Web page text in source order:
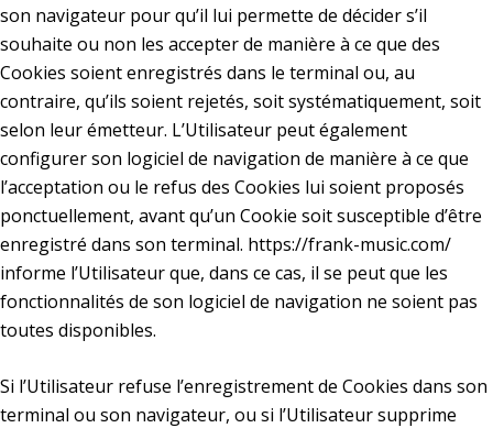
son navigateur pour qu’il lui permette de décider s’il
souhaite ou non les accepter de manière à ce que des
Cookies soient enregistrés dans le terminal ou, au
contraire, qu’ils soient rejetés, soit systématiquement, soit
selon leur émetteur. L’Utilisateur peut également
configurer son logiciel de navigation de manière à ce que
l’acceptation ou le refus des Cookies lui soient proposés
ponctuellement, avant qu’un Cookie soit susceptible d’être
enregistré dans son terminal. https://frank-music.com/
informe l’Utilisateur que, dans ce cas, il se peut que les
fonctionnalités de son logiciel de navigation ne soient pas
toutes disponibles.
Si l’Utilisateur refuse l’enregistrement de Cookies dans son
terminal ou son navigateur, ou si l’Utilisateur supprime